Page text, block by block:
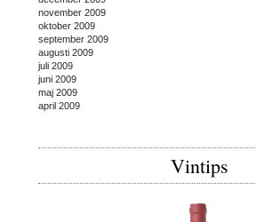
november 2009
oktober 2009
september 2009
augusti 2009
juli 2009
juni 2009
maj 2009
april 2009
Vintips